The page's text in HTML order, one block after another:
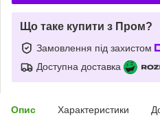
Що таке купити з Пром?
Замовлення під захистом
Доступна доставка
Опис Характеристики